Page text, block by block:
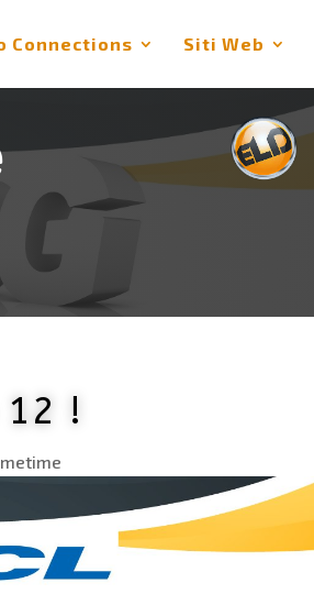
Connections Siti Web
!